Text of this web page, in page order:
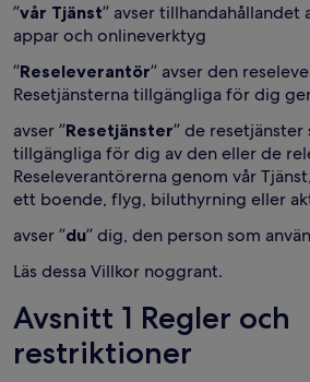
”vår Tjänst” avser tillhandahållandet
appar och onlineverktyg
”Reseleverantör” avser den
Resetjänsterna tillgängliga för dig
avser ”Resetjänster” de
tillgängliga för dig av den eller de
Reseleverantörerna genom vår
ett boende, flyg, biluthyrning eller
avser ”du” dig, den person som
Läs dessa Villkor noggrant.
Avsnitt 1 Regler och
restriktioner